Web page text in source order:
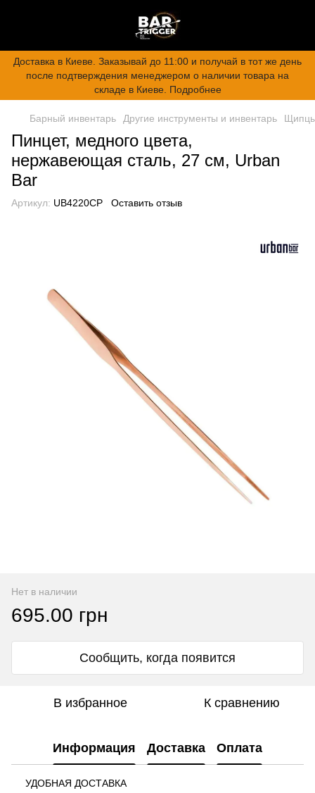
Доставка в Киеве. Заказывай до 11:00 и получай в тот же день
после подтверждения менеджером о наличии товара на
складе в Киеве. Подробнее
Барный инвентарь Другие инструменты и инвентарь
Пинцет, медного цвета,
нержавеющая сталь, 27 см, Urban
Bar
Артикул: UB4220CP Оставить отзыв
Нет в наличии
695.00 грн
Сообщить, когда появится
В избранное К сравнению
Информация Доставка Оплата
УДОБНАЯ ДОСТАВКА